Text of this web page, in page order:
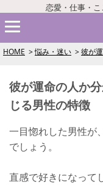
恋愛・仕事・
HOME 悩み・迷い 彼が
彼が運命の人か
じる男性の特徴
一目惚れした男性が
でしょう。
直感で好きになって